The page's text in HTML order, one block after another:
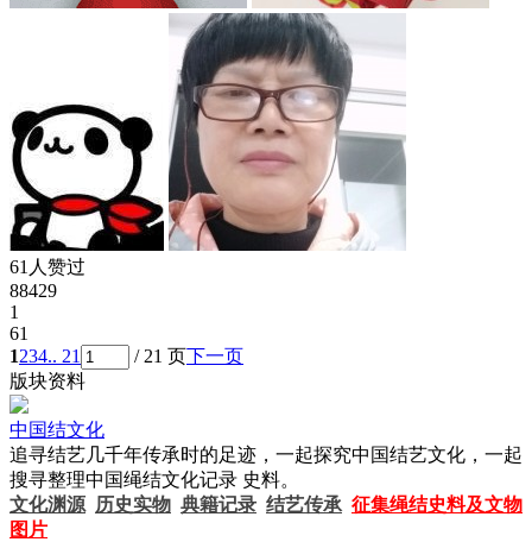
61人赞过
88429
1
61
1234.. 21 / 21 页下一页
版块资料
中国结文化
追寻结艺几千年传承时的足迹，一起探究中国结艺文化，一起
搜寻整理中国绳结文化记录 史料。
文化渊源 历史实物 典籍记录 结艺传承 征集绳结史料及文物
图片